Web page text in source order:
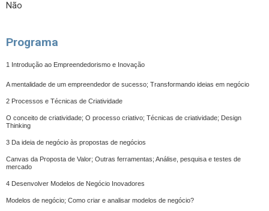
Não
Programa
1 Introdução ao Empreendedorismo e Inovação
A mentalidade de um empreendedor de sucesso; Transformando ideias em negócio
2 Processos e Técnicas de Criatividade
O conceito de criatividade; O processo criativo; Técnicas de criatividade; Design
Thinking
3 Da ideia de negócio às propostas de negócios
Canvas da Proposta de Valor; Outras ferramentas; Análise, pesquisa e testes de
mercado
4 Desenvolver Modelos de Negócio Inovadores
Modelos de negócio; Como criar e analisar modelos de negócio?